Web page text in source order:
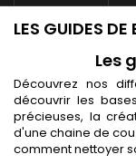
LES GUIDES
Les
Découvrez nos
découvrir les
précieuses, la
d'une chaine de
comment nettoyer